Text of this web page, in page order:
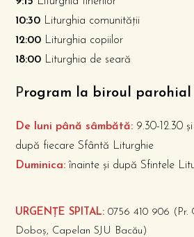
10:30 Liturghia comunității
12:00 Liturghia copiilor
18:00 Liturghia de seară
Program la biroul parohial
De luni până sâmbătă: 9.30-12.30
după fiecare Sfântă Liturghie
Duminica: înainte și după Sfintele
URGENȚE SPITAL: 0756 410 906 (Pr.
Doboș, Capelan SJU Bacău)